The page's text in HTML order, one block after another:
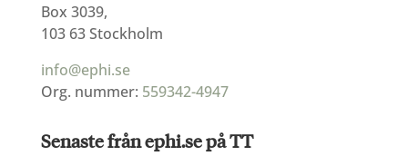
Box 3039,
103 63 Stockholm
info@ephi.se
Org. nummer: 559342-4947
Senaste från ephi.se på TT